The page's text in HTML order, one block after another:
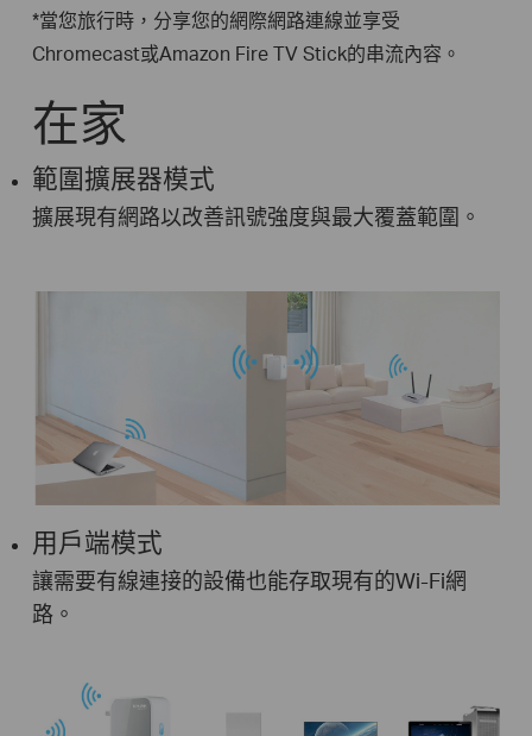
*當您旅行時，分享您的網際網路連線並享受
Chromecast或Amazon Fire TV Stick的串流內容。
在家
範圍擴展器模式
擴展現有網路以改善訊號強度與最大覆蓋範圍。
用戶端模式
讓需要有線連接的設備也能存取現有的Wi-Fi網
路。